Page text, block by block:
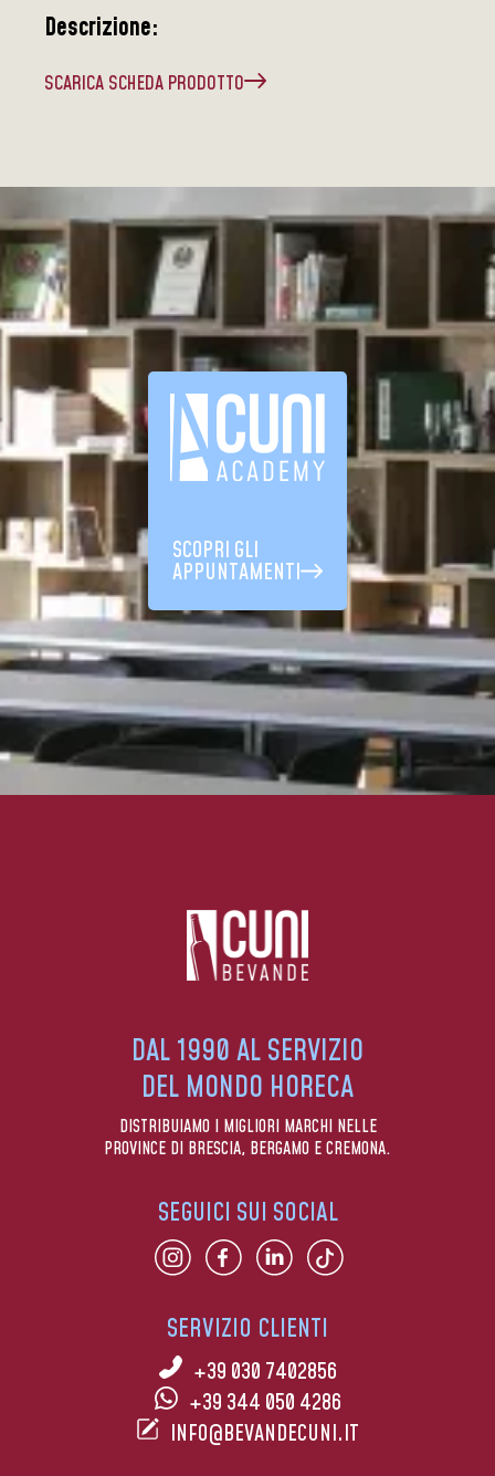
Descrizione:
SCARICA SCHEDA PRODOTTO
SCOPRI GLI
APPUNTAMENTI
DAL 1990 AL SERVIZIO
DEL MONDO HORECA
DISTRIBUIAMO I MIGLIORI MARCHI NELLE
PROVINCE DI BRESCIA, BERGAMO E CREMONA.
SERVIZIO CLIENTI
+39 030 7402856
+39 344 050 4286
INFO@BEVANDECUNI.IT
SEGUICI SUI SOCIAL